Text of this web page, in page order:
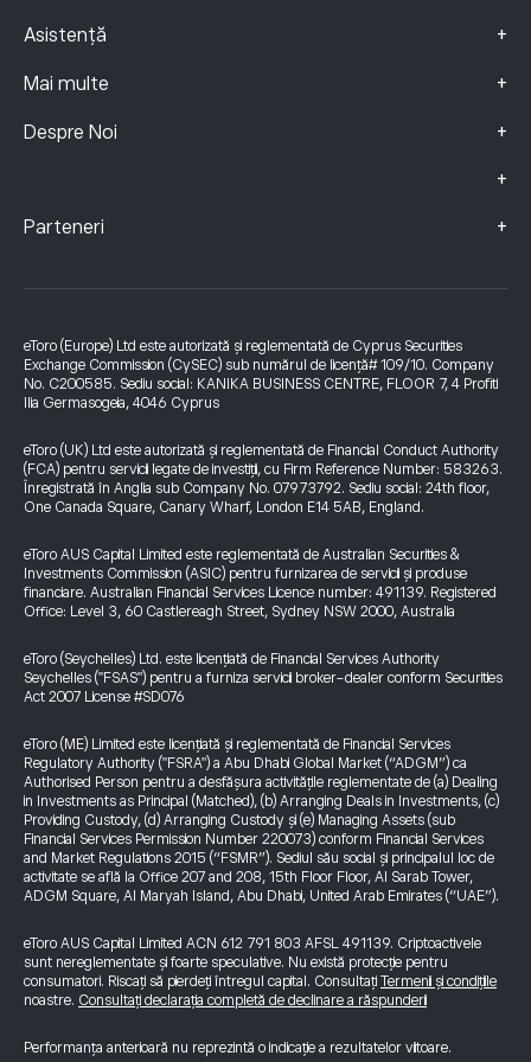
Asistență +
Mai multe +
Despre Noi +
+
Parteneri +
eToro (Europe) Ltd este autorizată și reglementată de Cyprus Securities
Exchange Commission (CySEC) sub numărul de licență# 109/10. Company
No. C200585. Sediu social: KANIKA BUSINESS CENTRE, FLOOR 7, 4 Profiti
Ilia Germasogeia, 4046 Cyprus
eToro (UK) Ltd este autorizată și reglementată de Financial Conduct Authority
(FCA) pentru servicii legate de investiții, cu Firm Reference Number: 583263.
Înregistrată în Anglia sub Company No. 07973792. Sediu social: 24th floor,
One Canada Square, Canary Wharf, London E14 5AB, England.
eToro AUS Capital Limited este reglementată de Australian Securities &
Investments Commission (ASIC) pentru furnizarea de servicii și produse
financiare. Australian Financial Services Licence number: 491139. Registered
Office: Level 3, 60 Castlereagh Street, Sydney NSW 2000, Australia
eToro (Seychelles) Ltd. este licențiată de Financial Services Authority
Seychelles ("FSAS") pentru a furniza servicii broker-dealer conform Securities
Act 2007 License #SD076
eToro (ME) Limited este licențiată și reglementată de Financial Services
Regulatory Authority ("FSRA") a Abu Dhabi Global Market (“ADGM”) ca
Authorised Person pentru a desfășura activitățile reglementate de (a) Dealing
in Investments as Principal (Matched), (b) Arranging Deals in Investments, (c)
Providing Custody, (d) Arranging Custody și (e) Managing Assets (sub
Financial Services Permission Number 220073) conform Financial Services
and Market Regulations 2015 (“FSMR”). Sediul său social și principalul loc de
activitate se află la Office 207 and 208, 15th Floor Floor, Al Sarab Tower,
ADGM Square, Al Maryah Island, Abu Dhabi, United Arab Emirates (“UAE”).
eToro AUS Capital Limited ACN 612 791 803 AFSL 491139. Criptoactivele
sunt nereglementate și foarte speculative. Nu există protecție pentru
consumatori. Riscați să pierdeți întregul capital. Consultați Termenii și condițiile
noastre. Consultați declarația completă de declinare a răspunderii
Performanța anterioară nu reprezintă o indicație a rezultatelor viitoare.